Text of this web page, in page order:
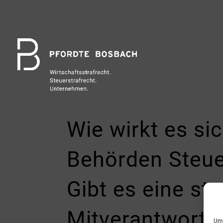
Wie wirkt es
Behörden
Gibt es eine